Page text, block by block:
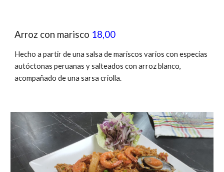
Arroz con marisco 18,00
Hecho a partir de una salsa de mariscos varios con especias
autóctonas peruanas y salteados con arroz blanco,
acompañado de una sarsa criolla.